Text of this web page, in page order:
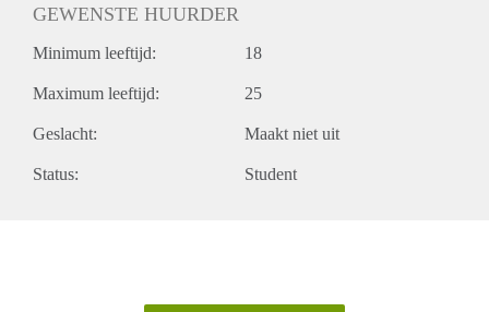
GEWENSTE HUURDER
Minimum leeftijd: 18
Maximum leeftijd: 25
Geslacht: Maakt niet uit
Status: Student